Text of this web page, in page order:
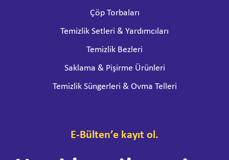
Çöp Torbaları
Temizlik Setleri & Yardımcıları
Temizlik Bezleri
Saklama & Pişirme Ürünleri
Temizlik Süngerleri & Ovma Telleri
E-Bülten’e kayıt ol.